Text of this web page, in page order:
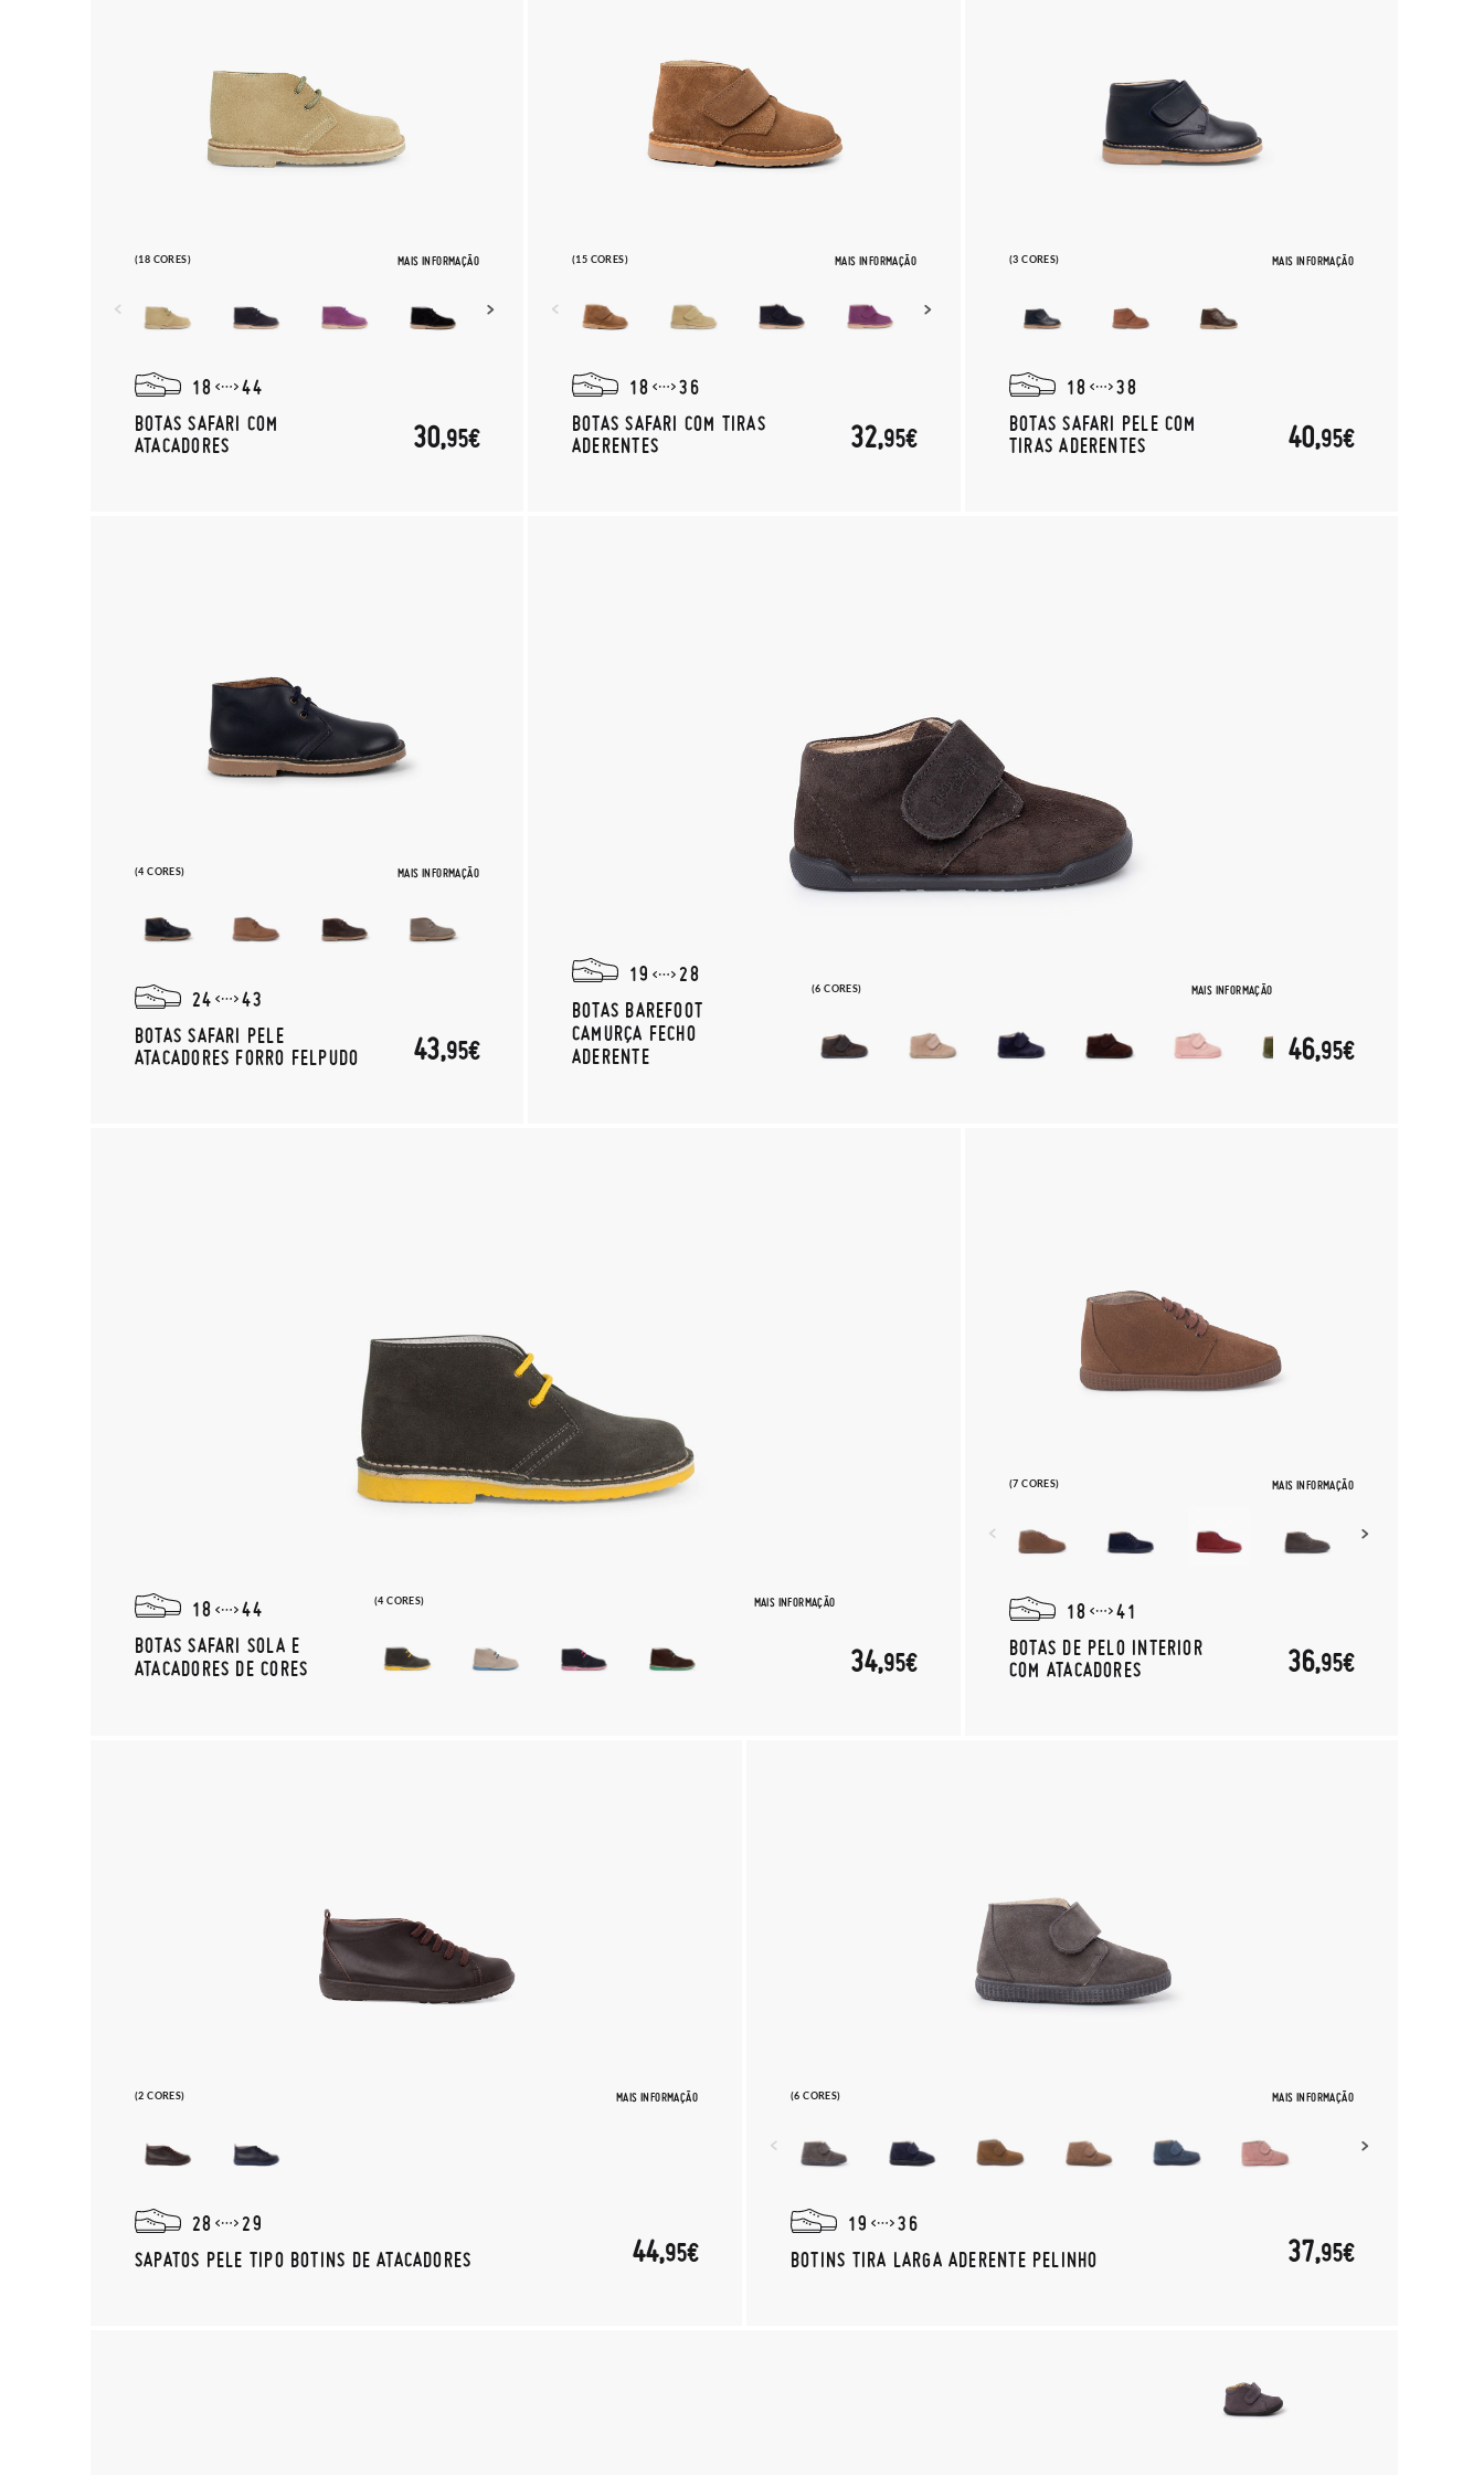
(18 CORES) MAIS INFORMAÇÃO
18
44
BOTAS SAFARI COM
ATACADORES
30,95€
(15 CORES) MAIS INFORMAÇÃO
18
36
BOTAS SAFARI COM TIRAS
ADERENTES
32,95€
(3 CORES) MAIS INFORMAÇÃO
18
38
BOTAS SAFARI PELE COM
TIRAS ADERENTES
40,95€
(4 CORES) MAIS INFORMAÇÃO
24
43
BOTAS SAFARI PELE
ATACADORES FORRO FELPUDO
43,95€
(6 CORES) MAIS INFORMAÇÃO
19
28
BOTAS BAREFOOT
CAMURÇA FECHO
ADERENTE
46,95€
(4 CORES) MAIS INFORMAÇÃO
18
44
BOTAS SAFARI SOLA E
ATACADORES DE CORES
34,95€
(7 CORES) MAIS INFORMAÇÃO
18
41
BOTAS DE PELO INTERIOR
COM ATACADORES
36,95€
(2 CORES) MAIS INFORMAÇÃO
28
29
SAPATOS PELE TIPO BOTINS DE ATACADORES
44,95€
(6 CORES) MAIS INFORMAÇÃO
19
36
BOTINS TIRA LARGA ADERENTE PELINHO
37,95€